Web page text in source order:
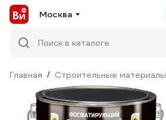
Москва
Поиск в каталоге
Главная / Строительные материалы